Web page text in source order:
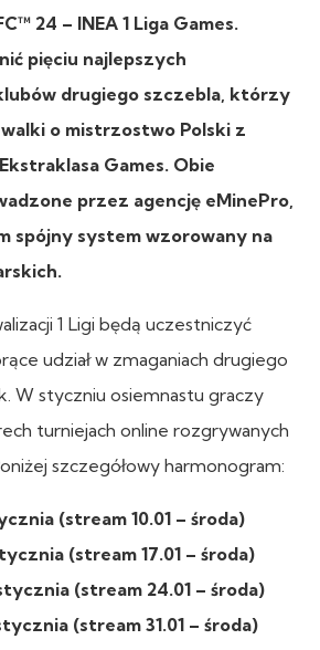
24 – INEA 1 Liga Games.
pięciu najlepszych
drugiego szczebla, którzy
o mistrzostwo Polski z
Games. Obie
przez agencję eMinePro,
spójny system wzorowany na
1 Ligi będą uczestniczyć
udział w zmaganiach drugiego
W styczniu osiemnastu graczy
turniejach online rozgrywanych
szczegółowy harmonogram:
(stream 10.01 – środa)
(stream 17.01 – środa)
(stream 24.01 – środa)
(stream 31.01 – środa)